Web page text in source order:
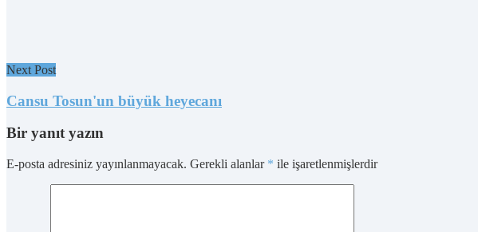
Next Post
Cansu Tosun'un büyük heyecanı
Bir yanıt yazın
E-posta adresiniz yayınlanmayacak. Gerekli alanlar * ile işaretlenmişlerdir